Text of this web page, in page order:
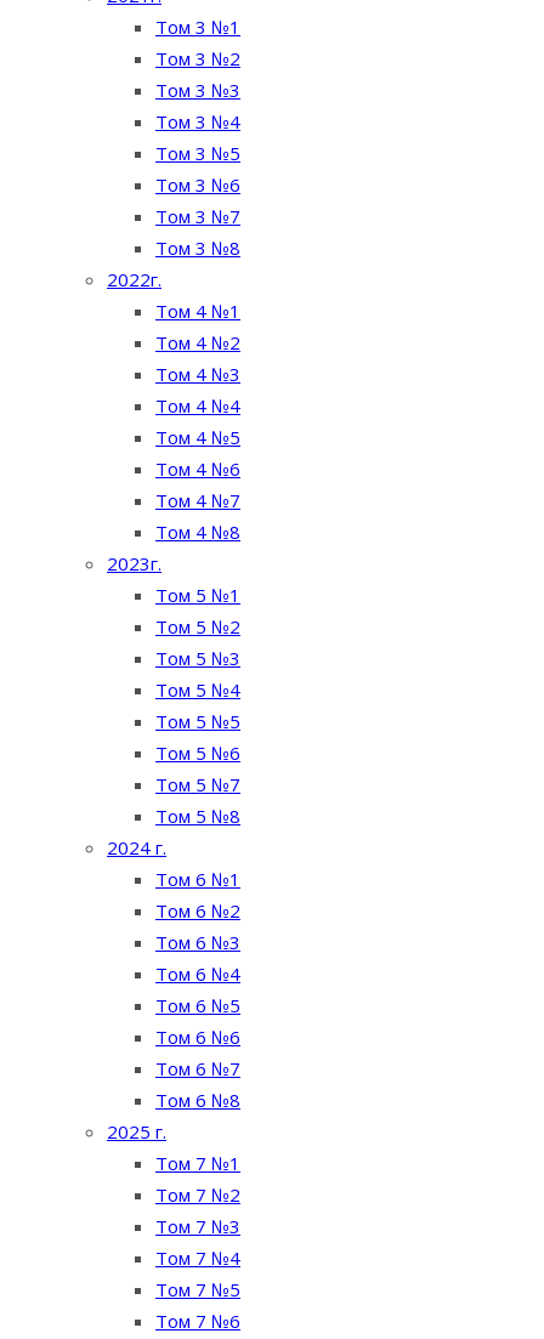
Том 3 №1
Том 3 №2
Том 3 №3
Том 3 №4
Том 3 №5
Том 3 №6
Том 3 №7
Том 3 №8
2022г.
Том 4 №1
Том 4 №2
Том 4 №3
Том 4 №4
Том 4 №5
Том 4 №6
Том 4 №7
Том 4 №8
2023г.
Том 5 №1
Том 5 №2
Том 5 №3
Том 5 №4
Том 5 №5
Том 5 №6
Том 5 №7
Том 5 №8
2024 г.
Том 6 №1
Том 6 №2
Том 6 №3
Том 6 №4
Том 6 №5
Том 6 №6
Том 6 №7
Том 6 №8
2025 г.
Том 7 №1
Том 7 №2
Том 7 №3
Том 7 №4
Том 7 №5
Том 7 №6